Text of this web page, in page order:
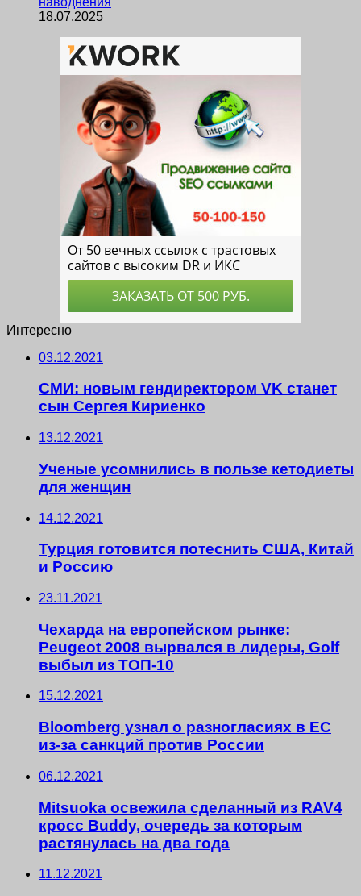
18.07.2025
Интересно
03.12.2021
СМИ: новым гендиректором VK станет
сын Сергея Кириенко
13.12.2021
Ученые усомнились в пользе кетодиеты
для женщин
14.12.2021
Турция готовится потеснить США, Китай
и Россию
23.11.2021
Чехарда на европейском рынке:
Peugeot 2008 вырвался в лидеры, Golf
выбыл из ТОП-10
15.12.2021
Bloomberg узнал о разногласиях в ЕС
из-за санкций против России
06.12.2021
Mitsuoka освежила сделанный из RAV4
кросс Buddy, очередь за которым
растянулась на два года
11.12.2021